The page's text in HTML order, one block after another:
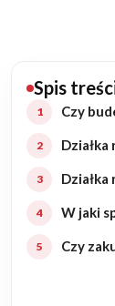
Budowa
Rozbudowa
Remonty
Spis
Czy
W jaki
Czy